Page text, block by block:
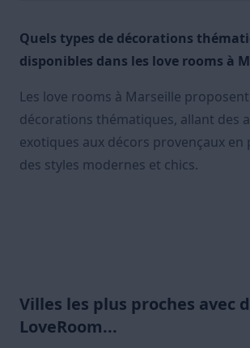
Quels types de décorations
disponibles dans les love rooms à
Les love rooms à Marseille
décorations thématiques, allant des
exotiques aux décors provençaux en
des styles modernes et chics.
Villes les plus proches avec
LoveRoom...